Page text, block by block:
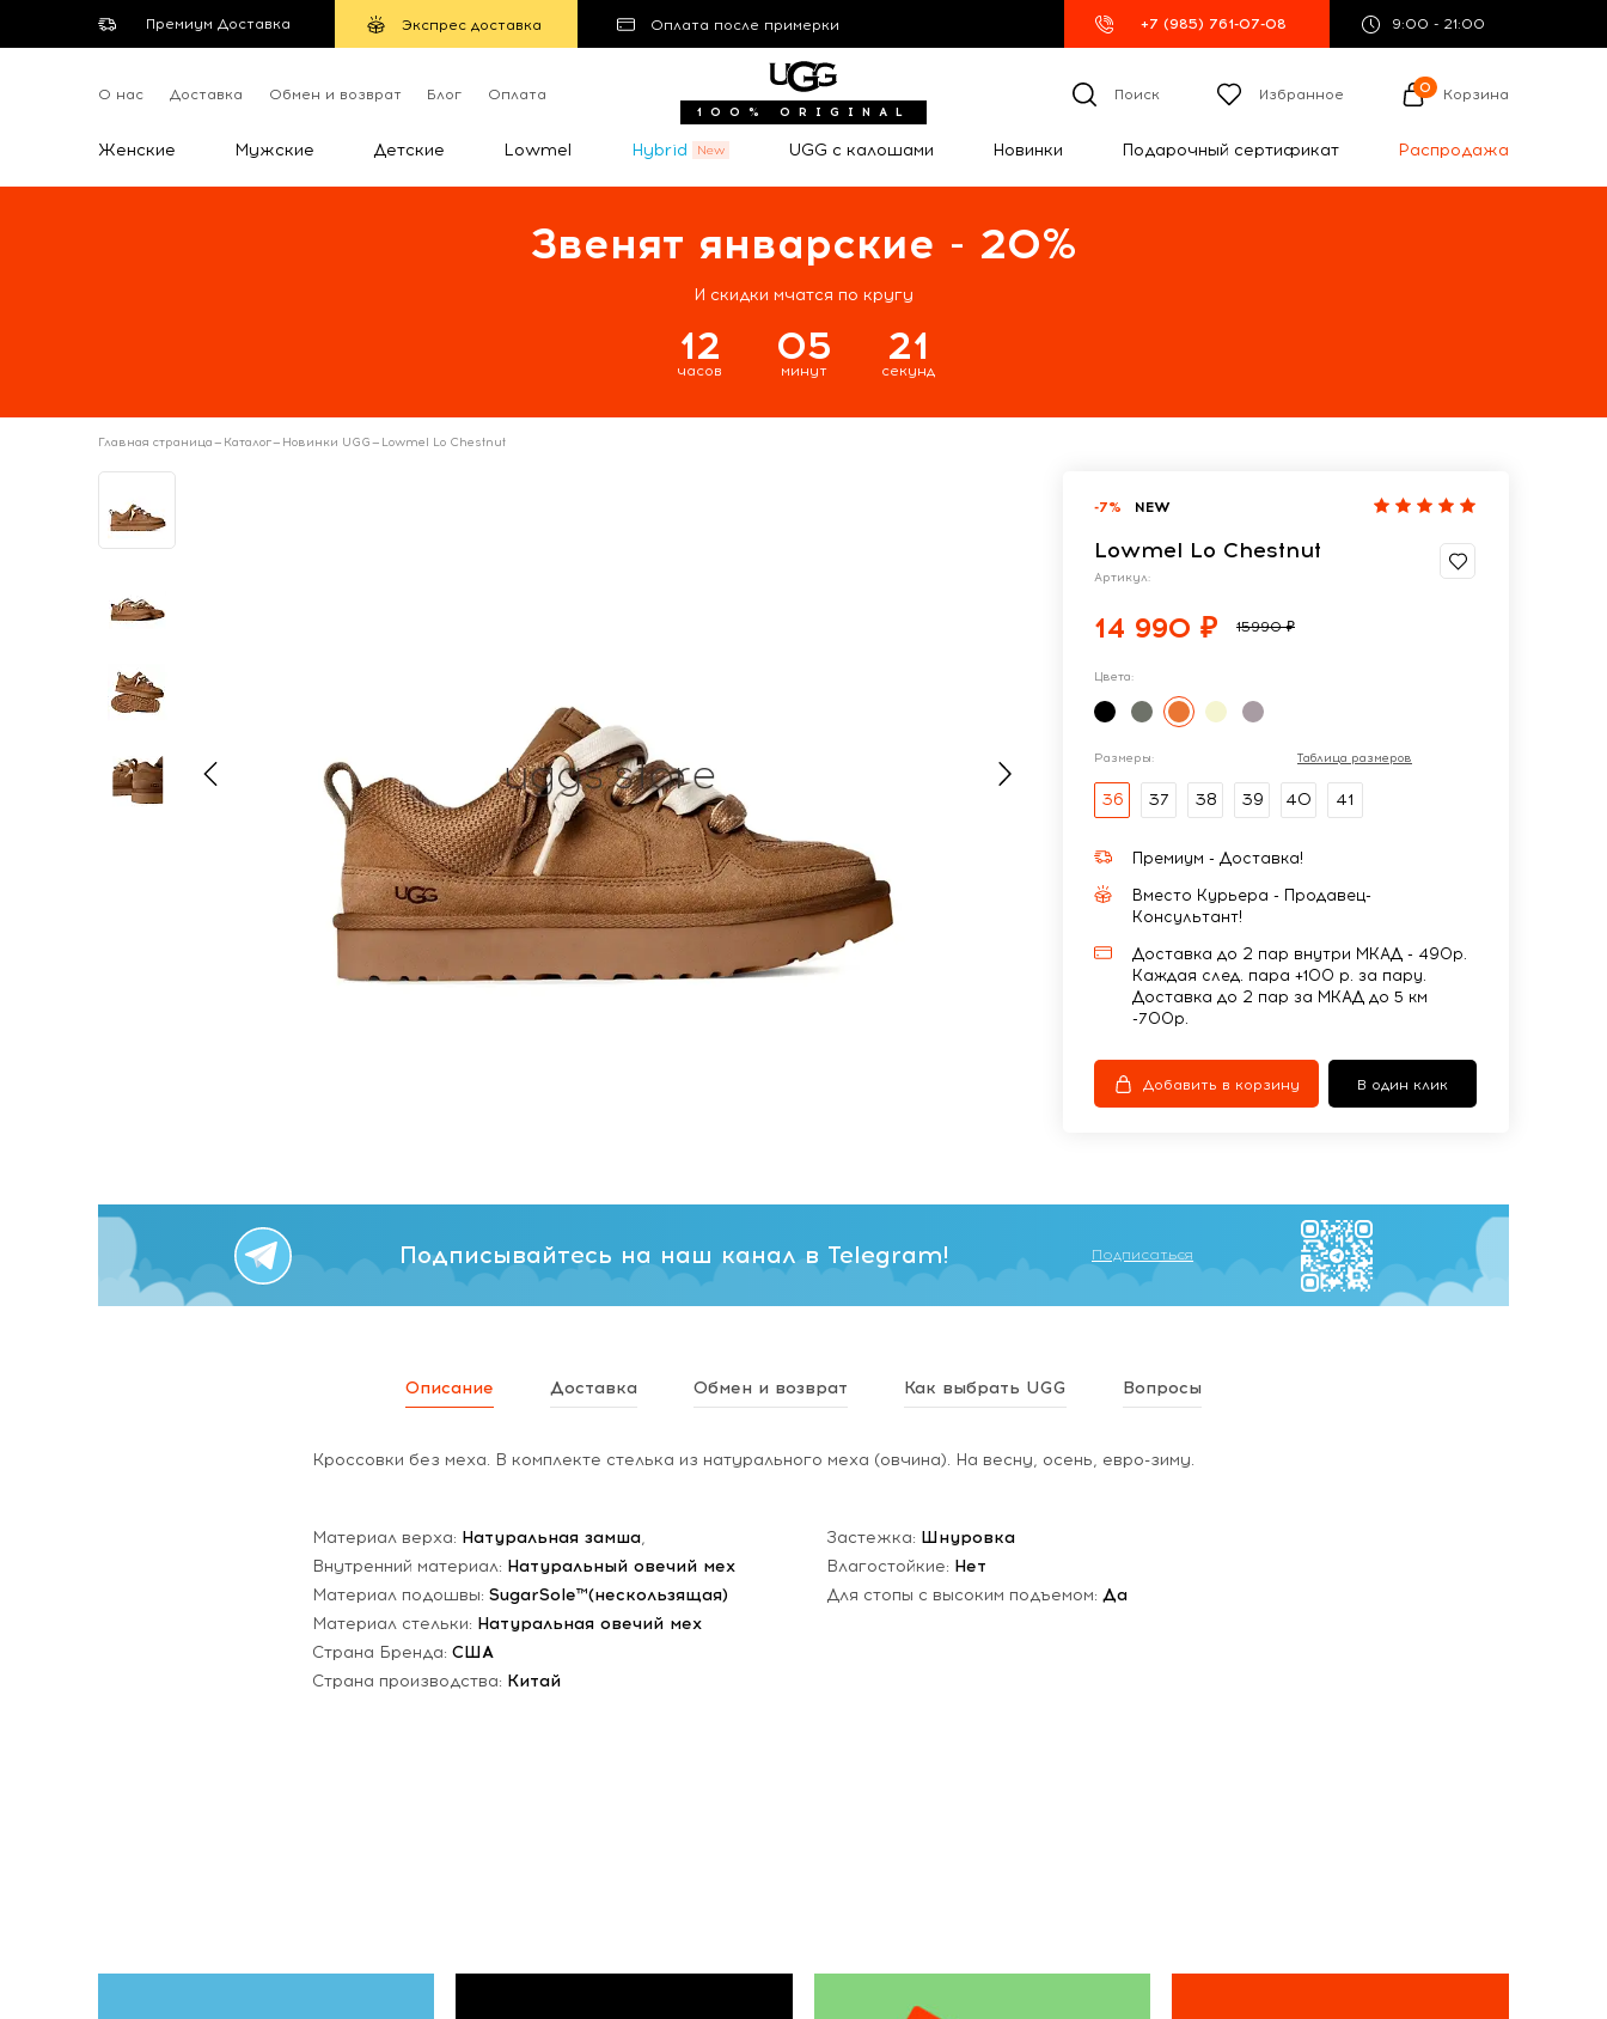
Премиум Доставка Экспрес доставка Оплата после примерки +7 (985) 761-07-08 9:00 - 21:00
О нас Доставка Обмен и возврат Блог Оплата
100% ORIGINAL
Поиск Избранное 0 Корзина
Женские Мужские Детские Lowmel Hybrid UGG с калошами Новинки Подарочный сертификат Распродажа
Звенят январские - 20%
И скидки мчатся по кругу
12
часов
05
минут
20
секунд
Главная страница— Каталог— Новинки UGG— Lowmel Lo Chestnut
-7% NEW
Lowmel Lo Chestnut
Артикул:
14 990 ₽ 15990 ₽
Цвета:
Размеры: Таблица размеров
36 37 38 39 40 41
Премиум - Доставка!
Вместо Курьера - Продавец-
Консультант!
Доставка до 2 пар внутри МКАД - 490р.
Каждая след. пара +100 р. за пару.
Доставка до 2 пар за МКАД до 5 км
-700р.
Добавить в корзину В один клик
Подписывайтесь на наш канал в Telegram! Подписаться
Описание Доставка Обмен и возврат Как выбрать UGG Вопросы
Кроссовки без меха. В комплекте стелька из натурального меха (овчина). На весну, осень, евро-зиму.
Материал верха: Натуральная замша,
Внутренний материал: Натуральный овечий мех
Материал подошвы: SugarSole™(нескользящая)
Материал стельки: Натуральная овечий мех
Страна Бренда: США
Страна производства: Китай
Застежка: Шнуровка
Влагостойкие: Нет
Для стопы с высоким подъемом: Да